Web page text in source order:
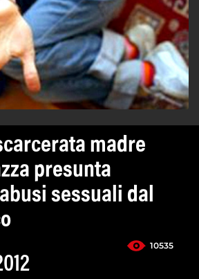
madre
presunta
sessuali dal
10535